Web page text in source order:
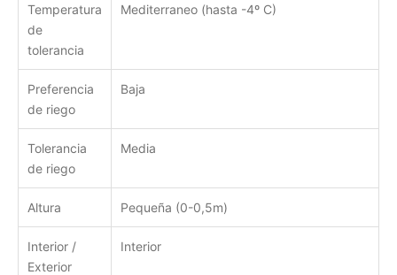
Temperatura
de
tolerancia
Mediterraneo (hasta -4º C)
Preferencia
de riego
Baja
Tolerancia
de riego
Media
Altura Pequeña (0-0,5m)
Interior /
Exterior
Interior